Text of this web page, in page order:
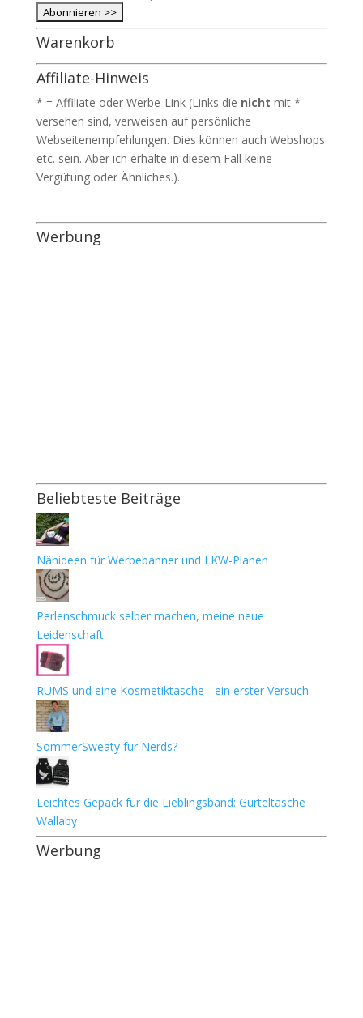
Warenkorb
Affiliate-Hinweis
* = Affiliate oder Werbe-Link (Links die nicht mit *
versehen sind, verweisen auf persönliche
Webseitenempfehlungen. Dies können auch Webshops
etc. sein. Aber ich erhalte in diesem Fall keine
Vergütung oder Ähnliches.).
Werbung
Beliebteste Beiträge
Nähideen für Werbebanner und LKW-Planen
Perlenschmuck selber machen, meine neue
Leidenschaft
RUMS und eine Kosmetiktasche - ein erster Versuch
SommerSweaty für Nerds?
Leichtes Gepäck für die Lieblingsband: Gürteltasche
Wallaby
Werbung